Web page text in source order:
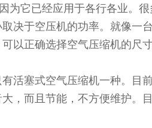
为它已经应用于各行各业。
决于空压机的功率。就像一
以正确选择空气压缩机的尺
塞式空气压缩机一种。目
，而且节能，不方便维护。